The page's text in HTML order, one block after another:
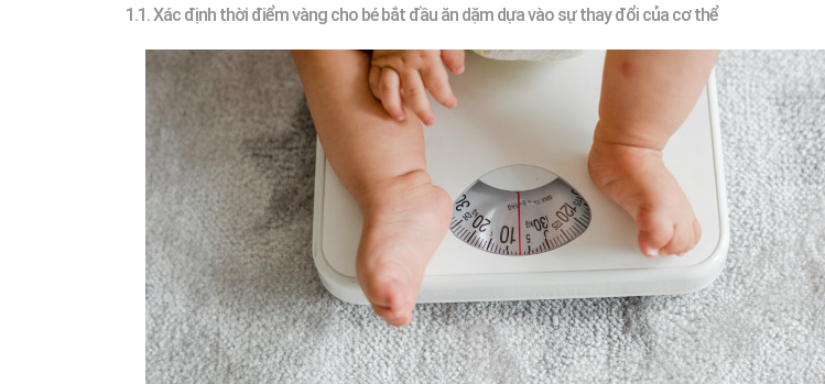
1.1. Xác định thời điểm vàng cho bé bắt đầu ăn dặm dựa vào sự thay đổi của cơ thể